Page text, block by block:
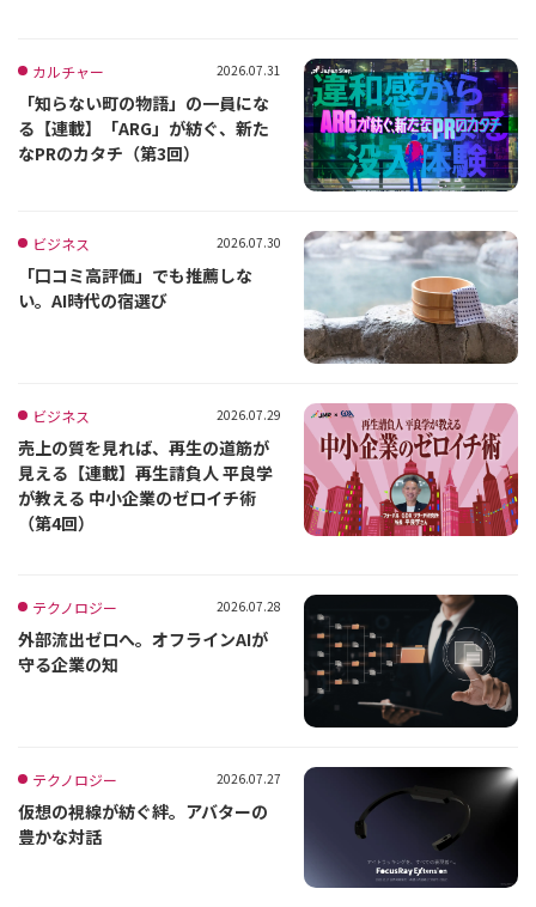
カルチャー 2026.07.31
「知らない町の物語」の一員にな
る【連載】「ARG」が紡ぐ、新た
なPRのカタチ（第3回）
ビジネス 2026.07.30
「口コミ高評価」でも推薦しな
い。AI時代の宿選び
ビジネス 2026.07.29
売上の質を見れば、再生の道筋が
見える【連載】再生請負人 平良学
が教える 中小企業のゼロイチ術
（第4回）
テクノロジー 2026.07.28
外部流出ゼロへ。オフラインAIが
守る企業の知
テクノロジー 2026.07.27
仮想の視線が紡ぐ絆。アバターの
豊かな対話